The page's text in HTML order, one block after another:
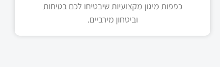
כפפות מיגון מקצועיות שיבטיחו לכם בטיחות
וביטחון מירביים.